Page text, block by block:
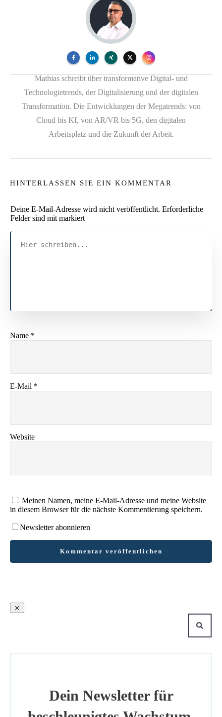
Mathias schreibt über transformative Digital- und
Technologietrends, der Digitalisierung und der digitalen
Transformation. Die Entwicklungen der Megatrends: von
Cloud bis KI, von AR/VR bis 5G, den digitalen
Arbeitsplatz und die Zukunft der Arbeit.
HINTERLASSEN SIE EIN KOMMENTAR
Deine E-Mail-Adresse wird nicht veröffentlicht. Erforderliche
Felder sind mit markiert
Name *
E-Mail *
Website
Meinen Namen, meine E-Mail-Adresse und meine Website
in diesem Browser für die nächste Kommentierung speichern.
Newsletter abonnieren
Kommentar veröffentlichen
Dein Newsletter für